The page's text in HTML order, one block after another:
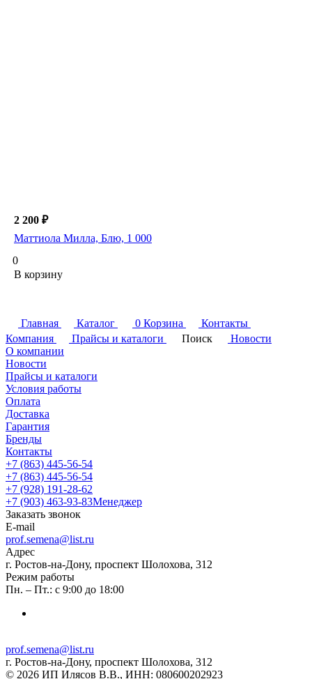
2 200 ₽
Маттиола Милла, Блю, 1 000
0
В корзину
Главная Каталог 0 Корзина
Контакты
Компания
Прайсы и каталоги Поиск
Новости
О компании
Новости
Прайсы и каталоги
Условия работы
Оплата
Доставка
Гарантия
Бренды
Контакты
+7 (863) 445-56-54
+7 (863) 445-56-54
+7 (928) 191-28-62
+7 (903) 463-93-83Менеджер
Заказать звонок
E-mail
prof.semena@list.ru
Адрес
г. Ростов-на-Дону, проспект Шолохова, 312
Режим работы
Пн. – Пт.: с 9:00 до 18:00
prof.semena@list.ru
г. Ростов-на-Дону, проспект Шолохова, 312
© 2026 ИП Илясов В.В., ИНН: 080600202923